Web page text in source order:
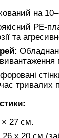
на
PE-
та
тривалих
× 27 см.
26 х 20 см